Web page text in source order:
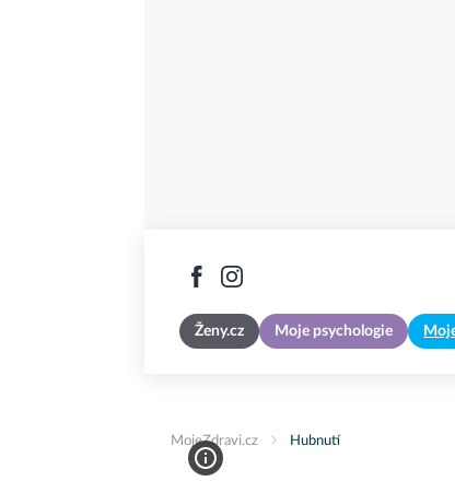
Ženy.cz Moje psychologie
MojeZdravi.cz Hubnutí